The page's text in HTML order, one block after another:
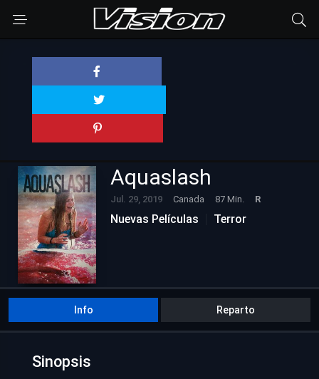
Aquaslash
Jul. 29, 2019 Canada 87 Min. R
Nuevas Películas Terror
Info Reparto
Sinopsis